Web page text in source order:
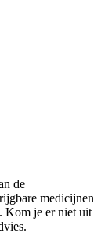
de
medicijnen
Kom je er niet uit